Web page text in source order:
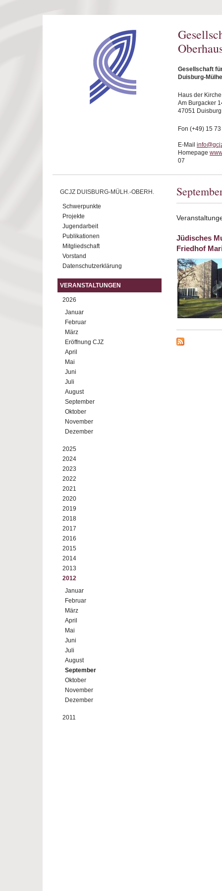
Gesellschaft
Duisburg-
Haus der Kirche
Am Burgacker
47051 Duisburg
Fon (+49) 15
E-Mail
Homepage
07
GCJZ DUISBURG-MÜLH.-OBERH.
Schwerpunkte
Projekte
Jugendarbeit
Publikationen
Mitgliedschaft
Vorstand
Datenschutzerklärung
VERANSTALTUNGEN
2026
Januar
Februar
März
Eröffnung CJZ
April
Mai
Juni
Juli
August
September
Oktober
November
Dezember
2025
2024
2023
2022
2021
2020
2019
2018
2017
2016
2015
2014
2013
2012
Januar
Februar
März
April
Mai
Juni
Juli
August
September
Oktober
November
Dezember
2011
Jüdisches
Friedhof